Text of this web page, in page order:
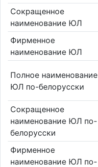
Сокращенное
наименование ЮЛ
Фирменное
наименование ЮЛ
Полное наименование
ЮЛ по-белорусски
Сокращенное
наименование ЮЛ по-
белорусски
Фирменное
наименование ЮЛ по-